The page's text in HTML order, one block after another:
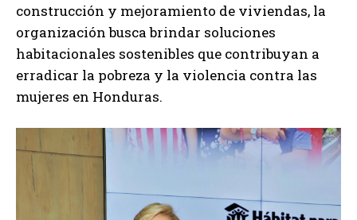
construcción y mejoramiento de viviendas, la
organización busca brindar soluciones
habitacionales sostenibles que contribuyan a
erradicar la pobreza y la violencia contra las
mujeres en Honduras.